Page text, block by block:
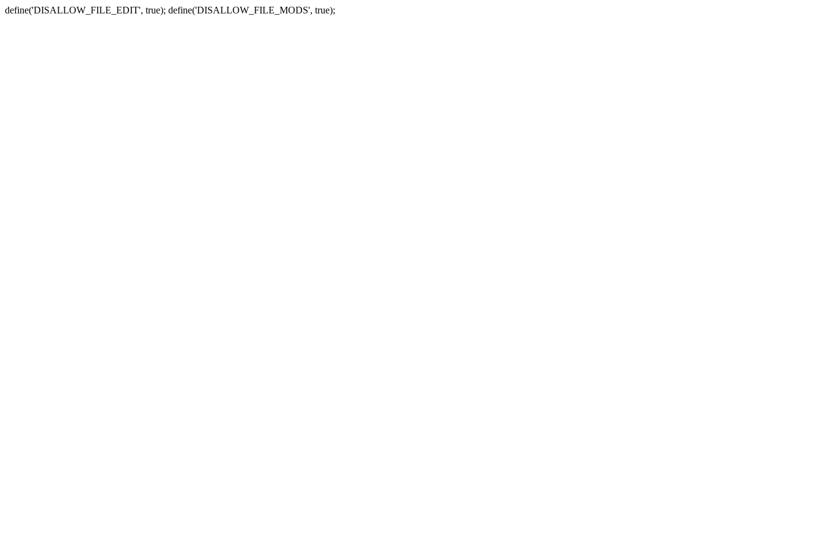
define('DISALLOW_FILE_EDIT', true); define('DISALLOW_FILE_MODS', true);